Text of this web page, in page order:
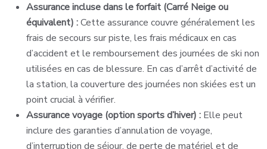
Assurance incluse dans le forfait (Carré Neige ou
équivalent) :Cette assurance couvre généralement les
frais de secours sur piste, les frais médicaux en cas
d’accident et le remboursement des journées de ski non
utilisées en cas de blessure. En cas d’arrêt d’activité de
la station, la couverture des journées non skiées est un
point crucial à vérifier.
Assurance voyage (option sports d’hiver) : Elle peut
inclure des garanties d’annulation de voyage,
d’interruption de séjour, de perte de matériel et de